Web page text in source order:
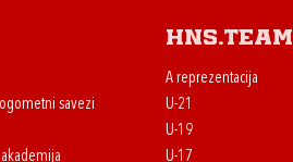
savezi
HNS.team
A reprezentacija
U-21
U-19
U-17